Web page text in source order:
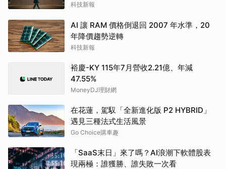
科技新報
AI 讓 RAM 價格倒退回 2007 年水準，20
年降價趨勢逆轉
科技新報
裕慶-KY 115年7月營收2.21億、年減
47.55%
MoneyDJ理財網
在花蓮，駕馭「全新進化版 P2 HYBRID」
遇見三種法式生活風景
Go Choice購車趣
「SaaS末日」來了嗎？AI浪潮下軟體股表
現兩極：誰獲勝、誰失敗一次看